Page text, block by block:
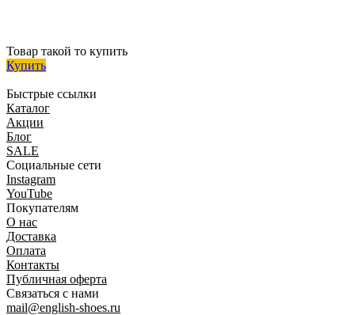
Товар такой то купить
Купить
Быстрые ссылки
Каталог
Акции
Блог
SALE
Социальные сети
Instagram
YouTube
Покупателям
O нас
Доставка
Оплата
Контакты
Публичная оферта
Связаться с нами
mail@english-shoes.ru